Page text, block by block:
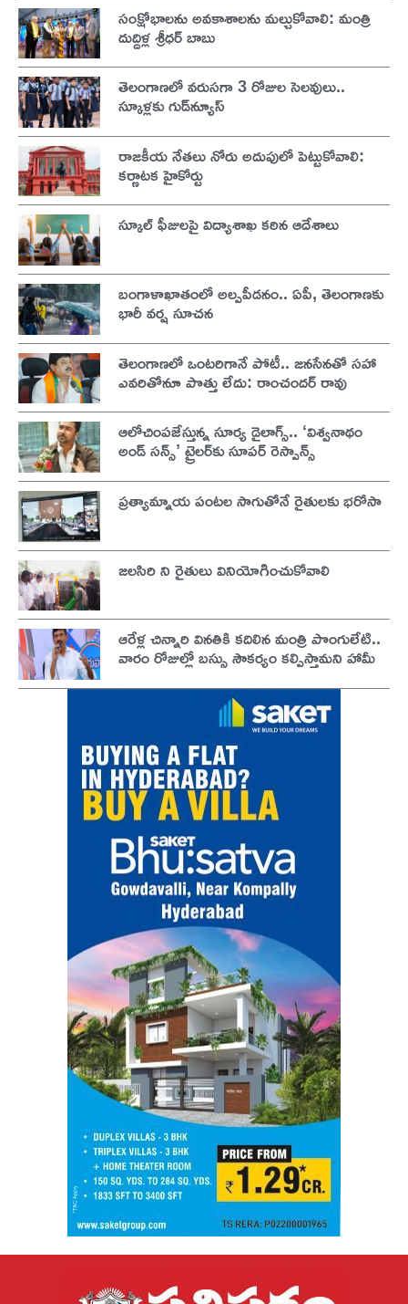
సంక్షోభాలను అవకాశాలను మల్చుకోవాలి: మంత్రి
దుద్దిళ్ల శ్రీధర్ బాబు
తెలంగాణలో వరుసగా 3 రోజుల సెలవులు..
స్కూళ్లకు గుడ్‌న్యూస్
రాజకీయ నేతలు నోరు అదుపులో పెట్టుకోవాలి:
కర్ణాటక హైకోర్టు
స్కూల్ ఫీజులపై విద్యాశాఖ కఠిన ఆదేశాలు
బంగాళాఖాతంలో అల్పపీడనం.. ఏపీ, తెలంగాణకు
భారీ వర్ష సూచన
తెలంగాణలో ఒంటరిగానే పోటీ.. జనసేనతో సహా
ఎవరితోనూ పొత్తు లేదు: రాంచందర్ రావు
ఆలోచింపజేస్తున్న సూర్య డైలాగ్స్.. ‘విశ్వనాథం
అండ్ సన్స్’ ట్రైలర్‌కు సూపర్ రెస్పాన్స్
ప్రత్యామ్నాయ పంటల సాగుతోనే రైతులకు భరోసా
జలసిరి ని రైతులు వినియోగించుకోవాలి
ఆరేళ్ల చిన్నారి వినతికి కదిలిన మంత్రి పొంగులేటి..
వారం రోజుల్లో బస్సు సౌకర్యం కల్పిస్తామని హామీ